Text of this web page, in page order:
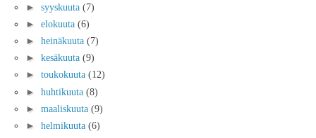
► syyskuuta (7)
► elokuuta (6)
► heinäkuuta (7)
► kesäkuuta (9)
► toukokuuta (12)
► huhtikuuta (8)
► maaliskuuta (9)
► helmikuuta (6)